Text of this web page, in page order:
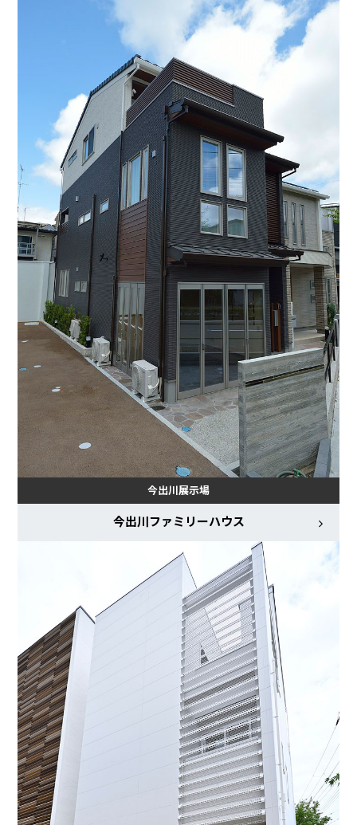
今出川展示場
今出川ファミリーハウス